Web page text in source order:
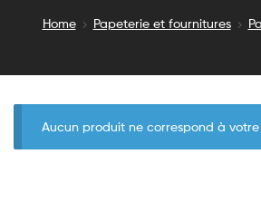
Home Papeterie et fournitures
Aucun produit ne correspond à votre